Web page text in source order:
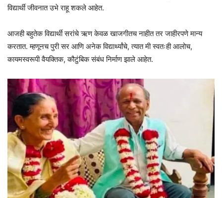
विद्यार्थी जीवनात उभे राहू शकले आहेत.
आजही बहुतेक विद्यार्थी सरांचे ऋण केवळ खाजगीतच नाहीत तर जाहीरपणे मान्य
करतात. म्हणूनच पुरी सर आणि अनेक विद्यार्थ्यांचे, त्यात मी स्वतःही आलोच,
कायमस्वरूपी वैयक्तिक, कौटुंबिक संबंध निर्माण झाले आहेत.